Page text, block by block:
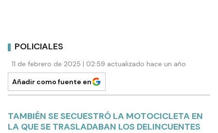
POLICIALES
11 de febrero de 2025 | 02:59 actualizado hace un año
Añadir como fuente en
TAMBIÉN SE SECUESTRÓ LA MOTOCICLETA EN
LA QUE SE TRASLADABAN LOS DELINCUENTES